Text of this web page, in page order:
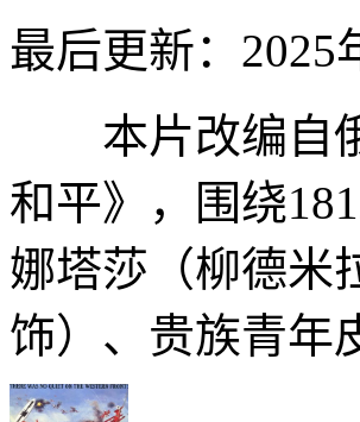
最后更新：2025
本片改编自俄
和平》，围绕
娜塔莎（柳德米
饰）、贵族青年